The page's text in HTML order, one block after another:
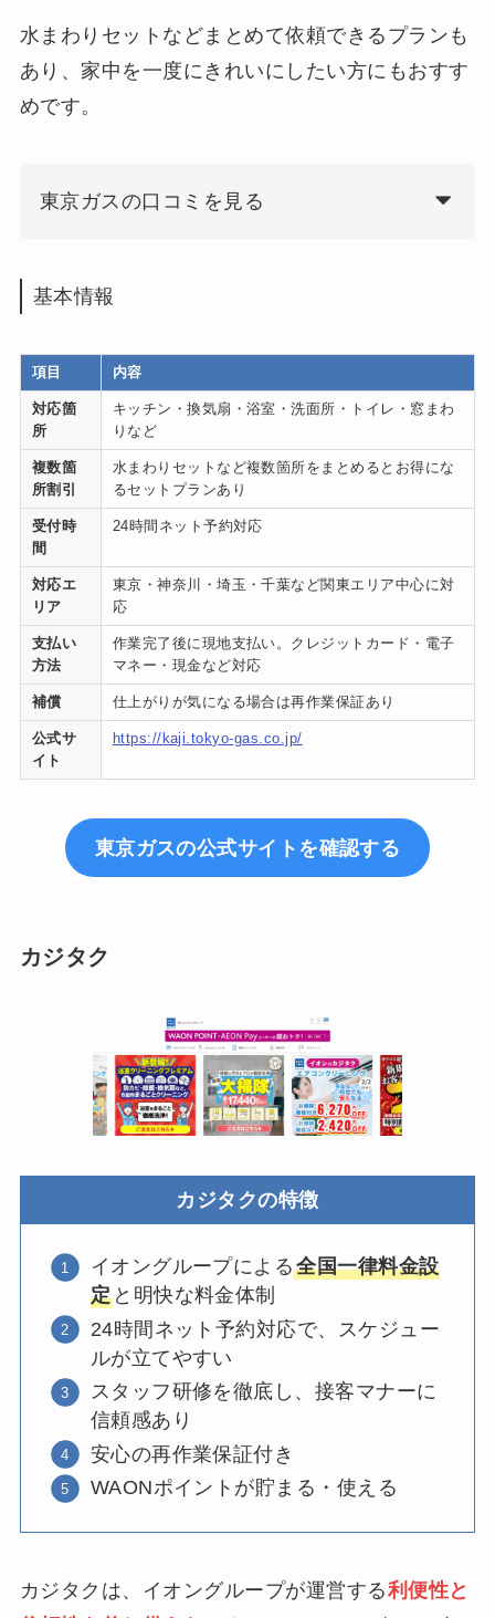
水まわりセットなどまとめて依頼できるプランも
あり、家中を一度にきれいにしたい方にもおすす
めです。
東京ガスの口コミを見る
基本情報
項目 内容
対応箇
所
キッチン・換気扇・浴室・洗面所・トイレ・窓まわ
りなど
複数箇
所割引
水まわりセットなど複数箇所をまとめるとお得にな
るセットプランあり
受付時
間
24時間ネット予約対応
対応エ
リア
東京・神奈川・埼玉・千葉など関東エリア中心に対
応
支払い
方法
作業完了後に現地支払い。クレジットカード・電子
マネー・現金など対応
補償 仕上がりが気になる場合は再作業保証あり
公式サ
イト
https://kaji.tokyo-gas.co.jp/
東京ガスの公式サイトを確認する
カジタク
カジタクの特徴
イオングループによる全国一律料金設
定 と明快な料金体制
24時間ネット予約対応で、スケジュー
ルが立てやすい
スタッフ研修を徹底し、接客マナーに
信頼感あり
安心の再作業保証付き
WAONポイントが貯まる・使える
カジタクは、イオングループが運営する利便性と